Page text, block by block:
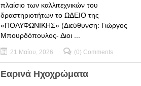
πλαίσιο των καλλιτεχνικών του
δραστηριοτήτων το ΩΔΕΙΟ της
«ΠΟΛΥΦΩΝΙΚΗΣ» (Διεύθυνση: Γιώργος
Μπουρδόπουλος- Διοι ...
21 Μαΐου, 2026 (0) Comments
Εαρινά Ηχοχρώματα